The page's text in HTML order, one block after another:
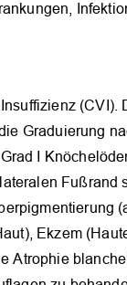
(CVI).
Graduierung
I
Fußrand
Ekzem
Atrophie